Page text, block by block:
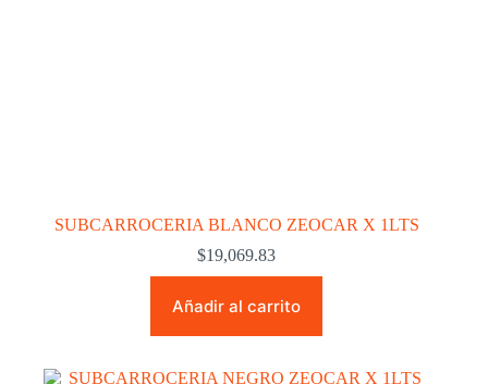
SUBCARROCERIA BLANCO ZEOCAR X 1LTS
$19,069.83
Añadir al carrito